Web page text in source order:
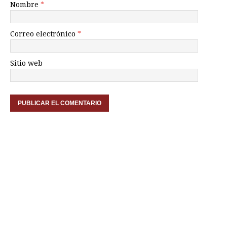
Nombre *
Correo electrónico *
Sitio web